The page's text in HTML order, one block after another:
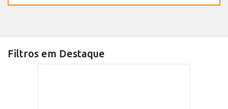
Filtros em Destaque